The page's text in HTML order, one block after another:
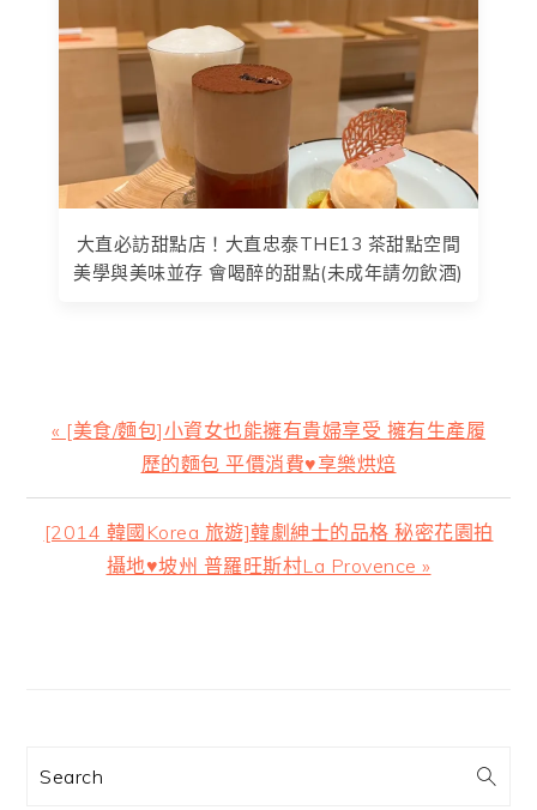
大直必訪甜點店！大直忠泰THE13 茶甜點空間
美學與美味並存 會喝醉的甜點(未成年請勿飲酒)
上
篇
文
« [美食/麵包]小資女也能擁有貴婦享受 擁有生產履
歷的麵包 平價消費♥享樂烘焙
下
[2014 韓國Korea 旅遊]韓劇紳士的品格 秘密花園拍
攝地♥坡州 普羅旺斯村La Provence »
訊
Search